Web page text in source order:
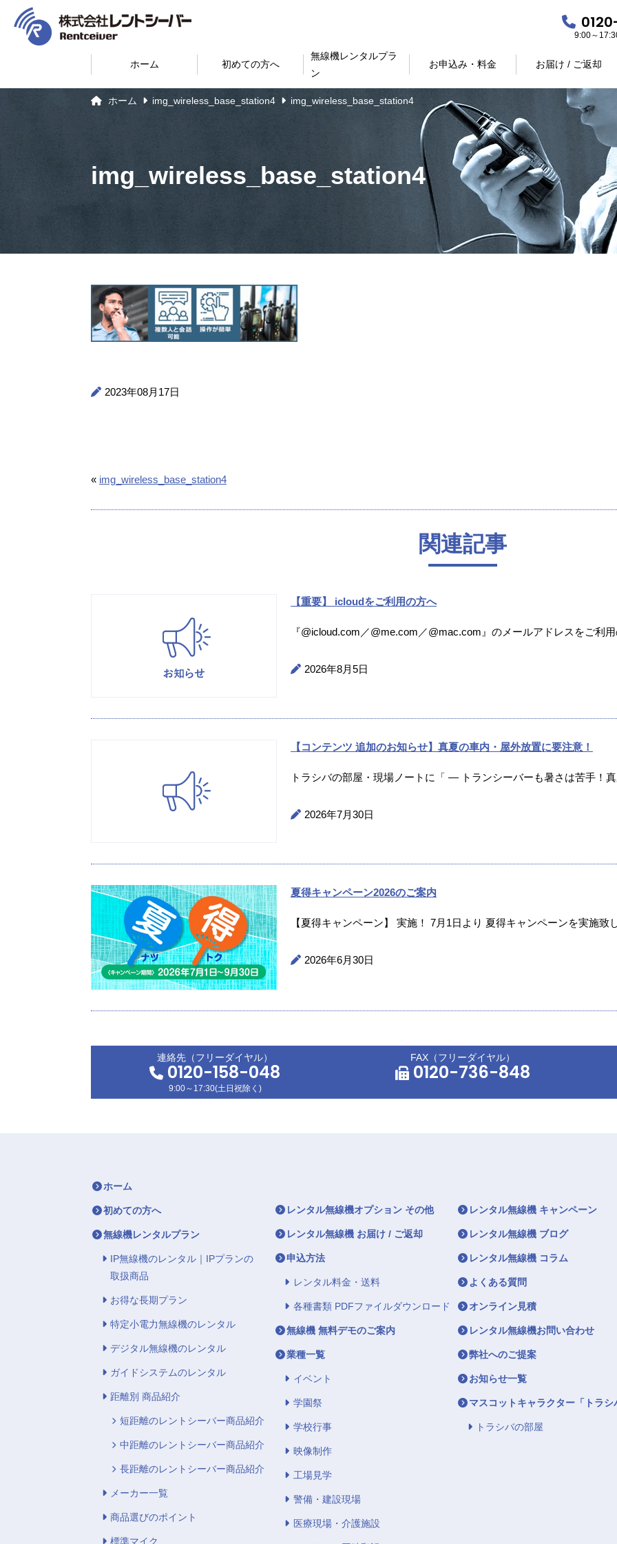
9:00～
ホーム 初めての方へ
無線機レンタルプラ
ン
お申込み・料金 お届け / ご返却
ホーム img_wireless_base_station4 img_wireless_base_station4
img_wireless_base_station4
2023年08月17日
« img_wireless_base_station4
関連記事
【重要】 icloudをご利用の方へ
『@icloud.com／@me.com／@mac.com』のメールアドレスをご利
2026年8月5日
【コンテンツ 追加のお知らせ】真夏の車内・屋外放置に要注意！
トラシバの部屋・現場ノートに「 ― トランシーバーも暑さは苦手！
2026年7月30日
夏得キャンペーン2026のご案内
【夏得キャンペーン】 実施！ 7月1日より 夏得キャンペーンを実施致
2026年6月30日
連絡先（フリーダイヤル）
0120-158-048
9:00～17:30(土日祝除く)
FAX（フリーダイヤル）
0120-736-848
ホーム
初めての方へ
無線機レンタルプラン
IP無線機のレンタル｜IPプランの
取扱商品
お得な長期プラン
特定小電力無線機のレンタル
デジタル無線機のレンタル
ガイドシステムのレンタル
距離別 商品紹介
短距離のレントシーバー商品紹介
中距離のレントシーバー商品紹介
長距離のレントシーバー商品紹介
メーカー一覧
商品選びのポイント
標準マイク
レンタル無線機オプション その他
レンタル無線機 お届け / ご返却
申込方法
レンタル料金・送料
各種書類 PDFファイルダウンロード
無線機 無料デモのご案内
業種一覧
イベント
学園祭
学校行事
映像制作
工場見学
警備・建設現場
医療現場・介護施設
レンタル無線機 キャンペーン
レンタル無線機 ブログ
レンタル無線機 コラム
よくある質問
オンライン見積
レンタル無線機お問い合わせ
弊社へのご提案
お知らせ一覧
マスコットキャラクター「トラシ
トラシバの部屋